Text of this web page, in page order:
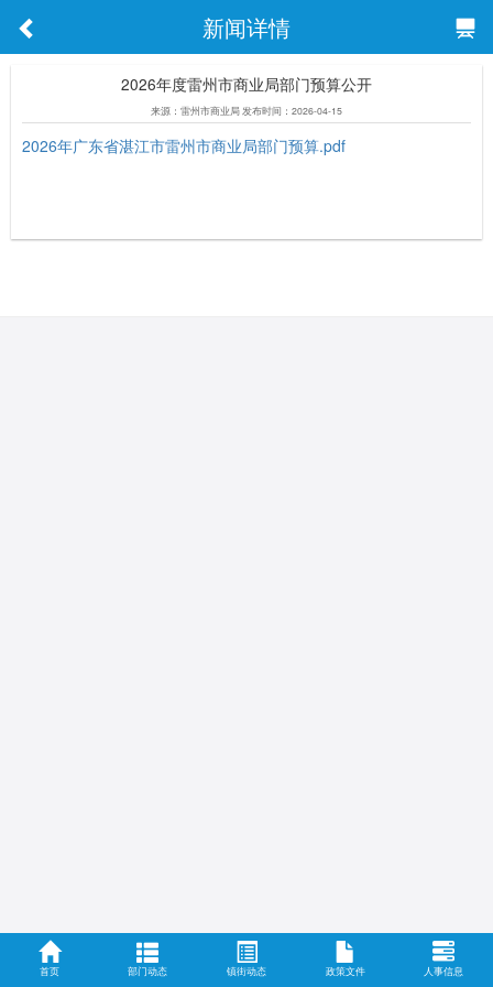
新闻详情
2026年度雷州市商业局部门预算公开
来源：雷州市商业局 发布时间：2026-04-15
2026年广东省湛江市雷州市商业局部门预算.pdf
首页 部门动态 镇街动态 政策文件 人事信息